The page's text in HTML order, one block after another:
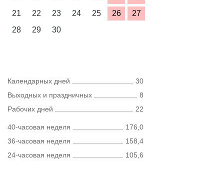
21
22 23 24 25 26
27
28
29 30
Календарных дней
30
Выходных и праздничных
8
Рабочих дней
22
40-часовая неделя
176,0
36-часовая неделя
158,4
24-часовая неделя
105,6